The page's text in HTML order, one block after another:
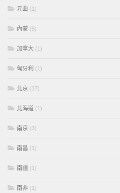
元曲 (1)
內蒙 (5)
加拿大 (1)
匈牙利 (1)
北京 (17)
北海道 (1)
南京 (3)
南昌 (1)
南疆 (1)
南非 (1)